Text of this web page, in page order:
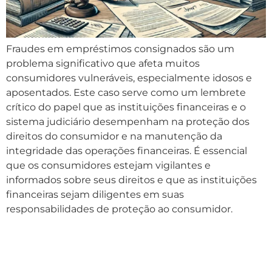
Fraudes em empréstimos consignados são um
problema significativo que afeta muitos
consumidores vulneráveis, especialmente idosos e
aposentados. Este caso serve como um lembrete
crítico do papel que as instituições financeiras e o
sistema judiciário desempenham na proteção dos
direitos do consumidor e na manutenção da
integridade das operações financeiras. É essencial
que os consumidores estejam vigilantes e
informados sobre seus direitos e que as instituições
financeiras sejam diligentes em suas
responsabilidades de proteção ao consumidor.